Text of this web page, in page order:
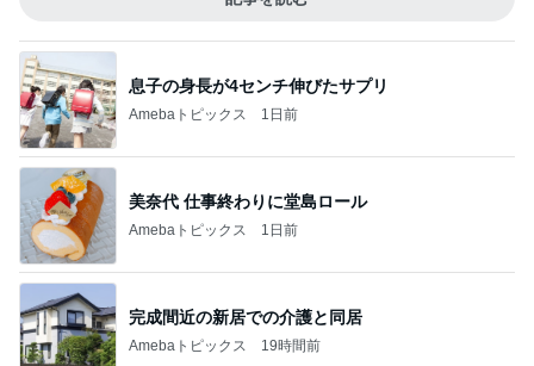
息子の身長が4センチ伸びたサプリ
Amebaトピックス 1日前
美奈代 仕事終わりに堂島ロール
Amebaトピックス 1日前
完成間近の新居での介護と同居
Amebaトピックス 19時間前